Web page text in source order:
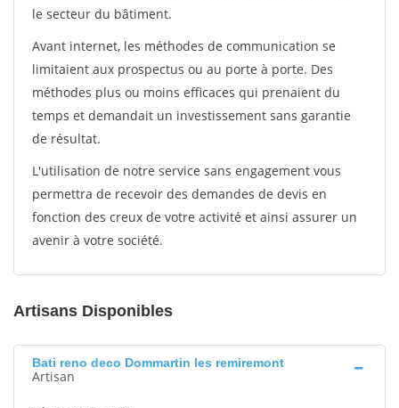
le secteur du bâtiment.
Avant internet, les méthodes de communication se
limitaient aux prospectus ou au porte à porte. Des
méthodes plus ou moins efficaces qui prenaient du
temps et demandait un investissement sans garantie
de résultat.
L'utilisation de notre service sans engagement vous
permettra de recevoir des demandes de devis en
fonction des creux de votre activité et ainsi assurer un
avenir à votre société.
Artisans Disponibles
Bati reno deco Dommartin les remiremont
Artisan